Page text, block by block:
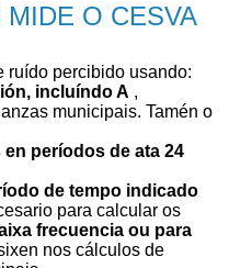
O CESVA
ruído percibido usando:
incluíndo A ,
municipais. Tamén o
períodos de ata 24
de tempo indicado
para calcular os
frecuencia ou para
nos cálculos de